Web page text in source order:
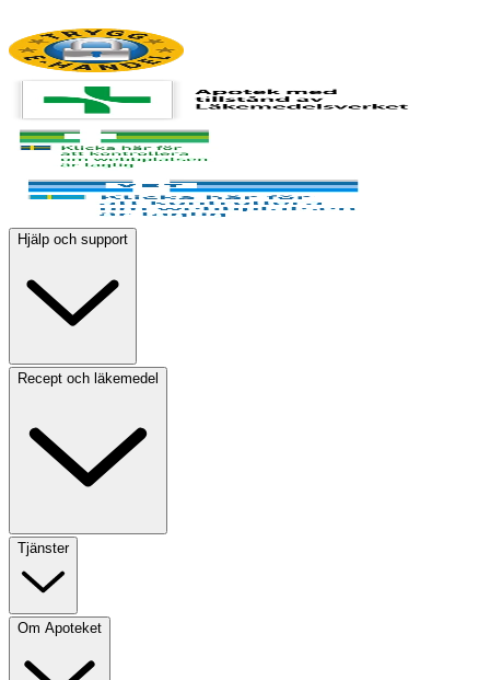
Hjälp och support
Recept och läkemedel
Tjänster
Om Apoteket